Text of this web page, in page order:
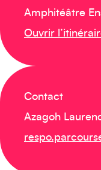
Amphitéâtre
Ouvrir
Contact
Azagoh